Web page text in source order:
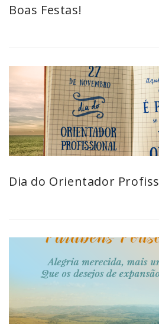
Boas Festas!
Dia do Orientador